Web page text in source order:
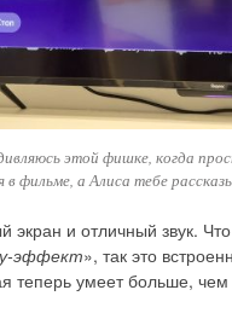
этой фишке, когда
в фильме, а Алиса тебе
экран и отличный звук.
эффект», так это
теперь умеет больше, чем